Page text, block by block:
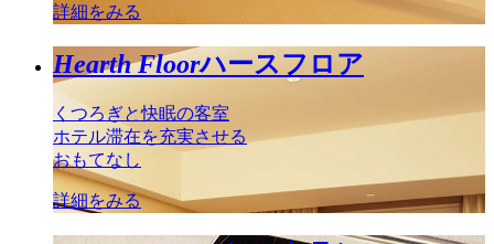
詳細をみる
Hearth Floorハースフロア
くつろぎと快眠の客室
ホテル滞在を充実させる
おもてなし
詳細をみる